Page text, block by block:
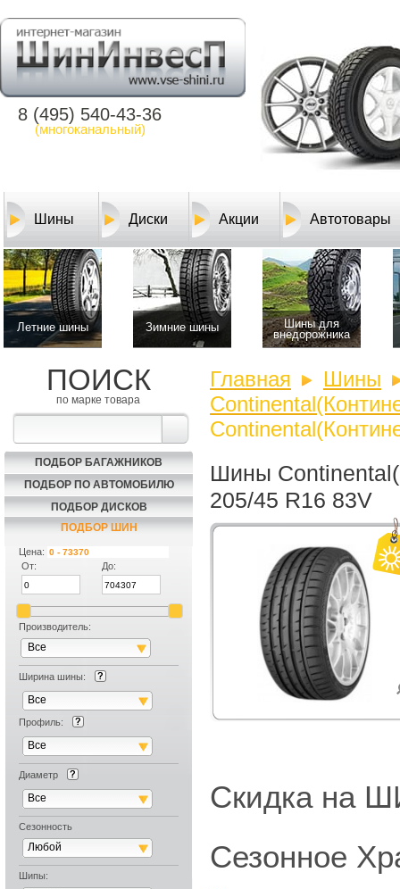
8 (495) 540-43-36
(многоканальный)
Шины Диски Акции Автотовары
Летние шины Зимние шины
Шины для
внедорожника
ПОИСК
по марке товара
ПОДБОР БАГАЖНИКОВ
ПОДБОР ПО АВТОМОБИЛЮ
ПОДБОР ДИСКОВ
ПОДБОР ШИН
Цена:
От:
До:
Производитель:
Все
Ширина шины:
Все
Профиль:
Все
Диаметр
Все
Сезонность
Любой
Шипы:
Главная
Шины
Шины
205/45 R16 83V
Скидка на
Сезонное